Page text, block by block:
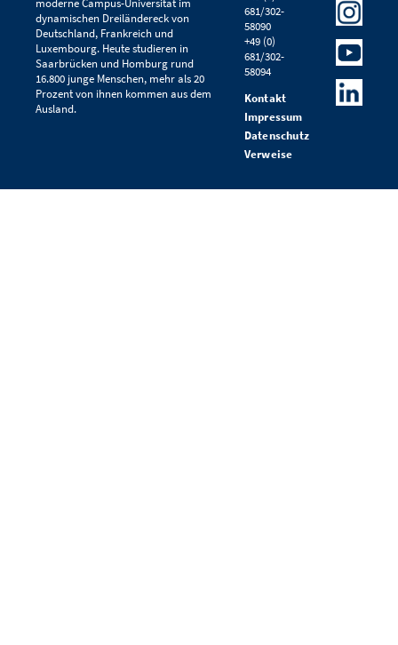
dynamischen Dreiländereck von
Deutschland, Frankreich und
Luxembourg. Heute studieren in
Saarbrücken und Homburg rund
16.800 junge Menschen, mehr als 20
Prozent von ihnen kommen aus dem
Ausland.
681/302-
58090
+49 (0)
681/302-
58094
Kontakt
Impressum
Datenschutz
Verweise